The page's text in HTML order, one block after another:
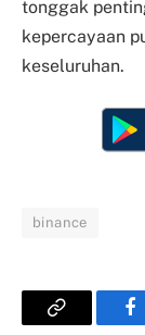
tonggak
kepercayaan
keseluruhan.
binance
Copy